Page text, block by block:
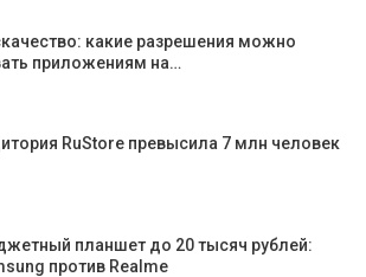
какие разрешения можно
приложениям на…
RuStore превысила 7 млн человек
планшет до 20 тысяч рублей:
против Realme